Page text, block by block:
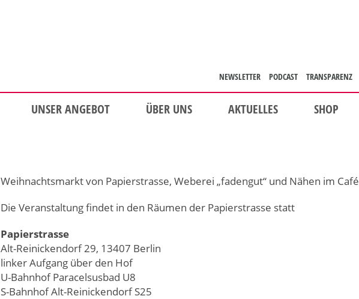
NEWSLETTER PODCAST TRANSPARENZ
UNSER ANGEBOT ÜBER UNS AKTUELLES SHOP
Weihnachtsmarkt von Papierstrasse, Weberei „fadengut“ und Nähen im Café
Die Veranstaltung findet in den Räumen der Papierstrasse statt
Papierstrasse
Alt-Reinickendorf 29, 13407 Berlin
linker Aufgang über den Hof
U-Bahnhof Paracelsusbad U8
S-Bahnhof Alt-Reinickendorf S25